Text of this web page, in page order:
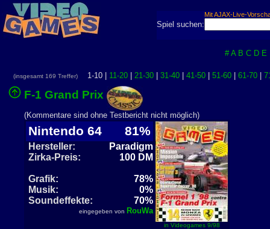
Mit AJAX-Live-
Spiel suchen:
# A B C D E
(insgesamt 169 Treffer) 1-10 | 11-20| 21-30| 31-40| 41-50| 51-60| 61-70|
F-1 Grand Prix
(Kommentare sind ohne Testbericht nicht möglich)
Nintendo 64 81%
Hersteller:
Paradigm
Zirka-Preis:
100 DM
Grafik:
78%
Musik:
0%
Soundeffekte:
70%
eingegeben von RouWa
in Videogames 9/98